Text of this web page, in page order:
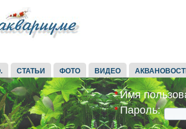
СТАТЬИ ФОТО ВИДЕО
Имя
*
Пароль:
*